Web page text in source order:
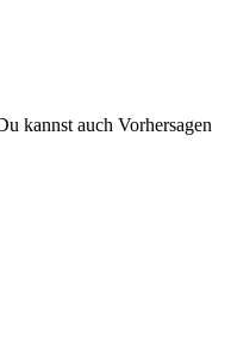
kannst auch Vorhersagen